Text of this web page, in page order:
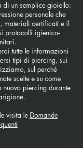
di un semplice gioiello:
personale che
materiali certificati e il
protocolli igienico-
tutte le informazioni
tipi di piercing, sui
sul perché
scelte e su come
nuovo piercing durante
visita le Domande